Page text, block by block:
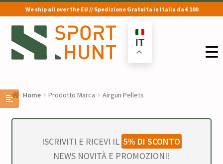
We ship all over the EU // Spedizione Gratuita in Italia da € 100
Vai
alla
navigazione
Vai
al
contenuto
IT
Home Prodotto Marca Airgun Pellets
ISCRIVITI E RICEVI IL 5% DI SCONTO
NEWS NOVITÀ E PROMOZIONI!